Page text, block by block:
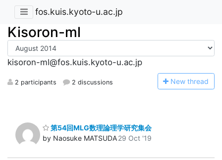
fos.kuis.kyoto-u.ac.jp
Kisoron-ml
kisoron-ml@fos.kuis.kyoto-u.ac.jp
2 participants 2 discussions New thread
第54回MLG数理論理学研究集会
by Naosuke MATSUDA29 Oct '19